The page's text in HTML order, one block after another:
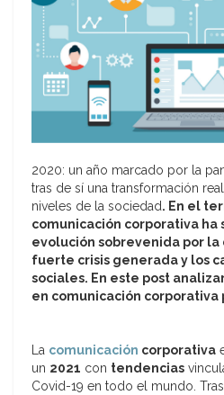
2020: un año marcado por la
tras de sí una transformación
niveles de la sociedad. En el
comunicación corporativa ha
evolución sobrevenida por
fuerte crisis generada y los
sociales. En este post
en comunicación corporativa
La comunicación corporativa
un 2021 con tendencias
Covid-19 en todo el mundo.